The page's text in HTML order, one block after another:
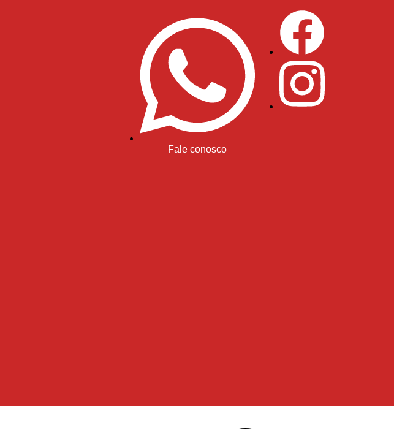
Fale conosco